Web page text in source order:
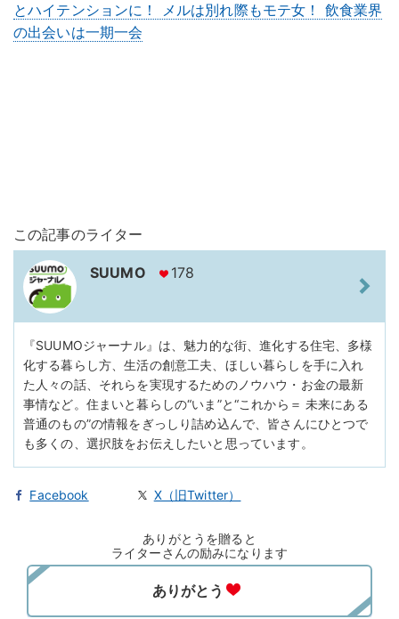
とハイテンションに！ メルは別れ際もモテ女！ 飲食業界
の出会いは一期一会
この記事のライター
SUUMO 178
『SUUMOジャーナル』は、魅力的な街、進化する住宅、多様
化する暮らし方、生活の創意工夫、ほしい暮らしを手に入れ
た人々の話、それらを実現するためのノウハウ・お金の最新
事情など。住まいと暮らしの“いま”と“これから＝ 未来にある
普通のもの”の情報をぎっしり詰め込んで、皆さんにひとつで
も多くの、選択肢をお伝えしたいと思っています。
Facebook X（旧Twitter）
ありがとうを贈ると
ライターさんの励みになります